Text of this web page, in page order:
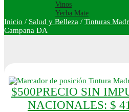
Vinos
Yerba Mate
Inicio / Salud y Belleza / Tinturas
Campana DA
Tintura
$500PRECIO SIN
NACIONALES: $